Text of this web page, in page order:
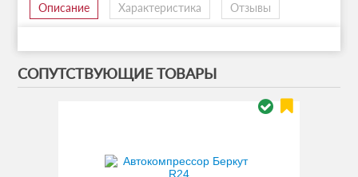
Описание Характеристика Отзывы
СОПУТСТВУЮЩИЕ ТОВАРЫ